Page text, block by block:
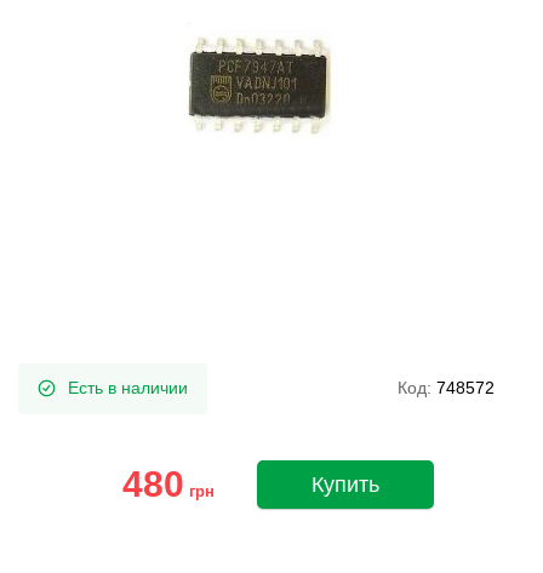
Есть в наличии Код: 748572
480 грн Купить